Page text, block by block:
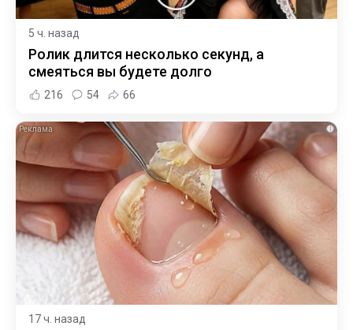
5 ч. назад
Ролик длится несколько секунд, а
смеяться вы будете долго
216 54 66
i
17 ч. назад